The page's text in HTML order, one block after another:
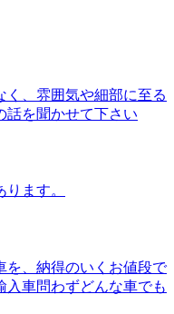
く、雰囲気や細部に至る
話を聞かせて下さい
ます。
を、納得のいくお値段で
入車問わずどんな車でも